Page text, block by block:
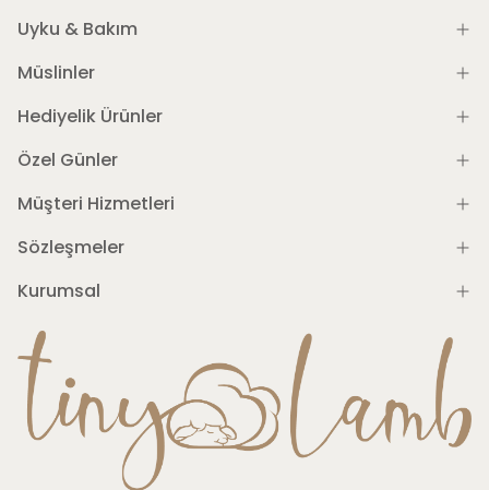
Uyku & Bakım
Müslinler
Hediyelik Ürünler
Özel Günler
Müşteri Hizmetleri
Sözleşmeler
Kurumsal